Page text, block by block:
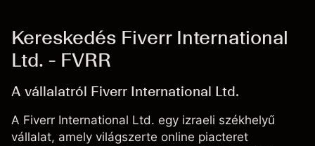
Kereskedés Fiverr International
Ltd. - FVRR
A vállalatról Fiverr International Ltd.
A Fiverr International Ltd. egy izraeli székhelyű
vállalat, amely világszerte online piacteret